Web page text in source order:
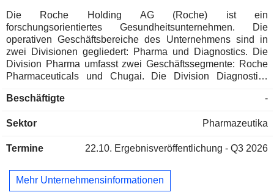
Die Roche Holding AG (Roche) ist ein
forschungsorientiertes Gesundheitsunternehmen. Die
operativen Geschäftsbereiche des Unternehmens sind in
zwei Divisionen gegliedert: Pharma und Diagnostics. Die
Division Pharma umfasst zwei Geschäftssegmente: Roche
Pharmaceuticals und Chugai. Die Division Diagnostics
Diagnostics, Professional Diagnostics und Tissue
verschiedene Therapiebereiche, darunter Onkologie,
Neurowissenschaften. Zu seinen pharmazeutischen
CellCept, Cotellic, Dilatrend, Dormicum, Invirase, Kadcyla,
Kytril (Kevatril), Lariam, MabThera, Madopar, Neupogen,
Beschäftigte -
Sektor Pharmazeutika
Termine 22.10. Ergebnisveröffentlichung - Q3 2026
Mehr Unternehmensinformationen